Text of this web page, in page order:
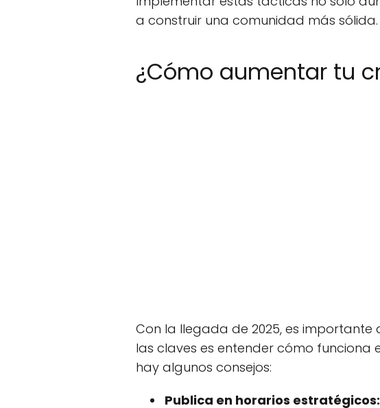
a construir una comunidad más sólida.
¿Cómo aumentar tu
Con la llegada de 2025, es
las claves es entender cómo funciona
hay algunos consejos:
Publica en horarios estratégicos: